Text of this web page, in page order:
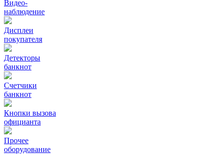
Видео‑
наблюдение
Дисплеи
покупателя
Детекторы
банкнот
Счетчики
банкнот
Кнопки вызова
официанта
Прочее
оборудование